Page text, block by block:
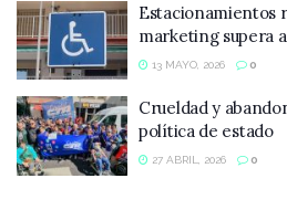
Estacionamientos
marketing supera
13 MAYO, 2026 0
Crueldad y
política de estado
27 ABRIL, 2026 0